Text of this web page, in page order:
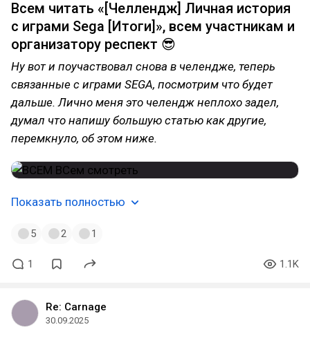
Всем читать «[Челлендж] Личная история
с играми Sega [Итоги]», всем участникам и
организатору респект 😎
Ну вот и поучаствовал снова в челендже, теперь
связанные с играми SEGA, посмотрим что будет
дальше. Лично меня это челендж неплохо задел,
думал что напишу большую статью как другие,
перемкнуло, об этом ниже.
Показать полностью
5 2 1
1 1.1K
Re: Carnage
30.09.2025